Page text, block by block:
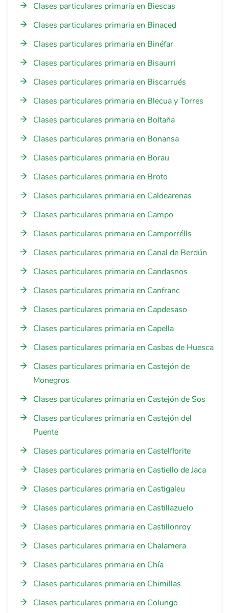
Clases particulares primaria en Biescas
Clases particulares primaria en Binaced
Clases particulares primaria en Binéfar
Clases particulares primaria en Bisaurri
Clases particulares primaria en Biscarrués
Clases particulares primaria en Blecua y Torres
Clases particulares primaria en Boltaña
Clases particulares primaria en Bonansa
Clases particulares primaria en Borau
Clases particulares primaria en Broto
Clases particulares primaria en Caldearenas
Clases particulares primaria en Campo
Clases particulares primaria en Camporrélls
Clases particulares primaria en Canal de Berdún
Clases particulares primaria en Candasnos
Clases particulares primaria en Canfranc
Clases particulares primaria en Capdesaso
Clases particulares primaria en Capella
Clases particulares primaria en Casbas de Huesca
Clases particulares primaria en Castejón de
Monegros
Clases particulares primaria en Castejón de Sos
Clases particulares primaria en Castejón del
Puente
Clases particulares primaria en Castelflorite
Clases particulares primaria en Castiello de Jaca
Clases particulares primaria en Castigaleu
Clases particulares primaria en Castillazuelo
Clases particulares primaria en Castillonroy
Clases particulares primaria en Chalamera
Clases particulares primaria en Chía
Clases particulares primaria en Chimillas
Clases particulares primaria en Colungo